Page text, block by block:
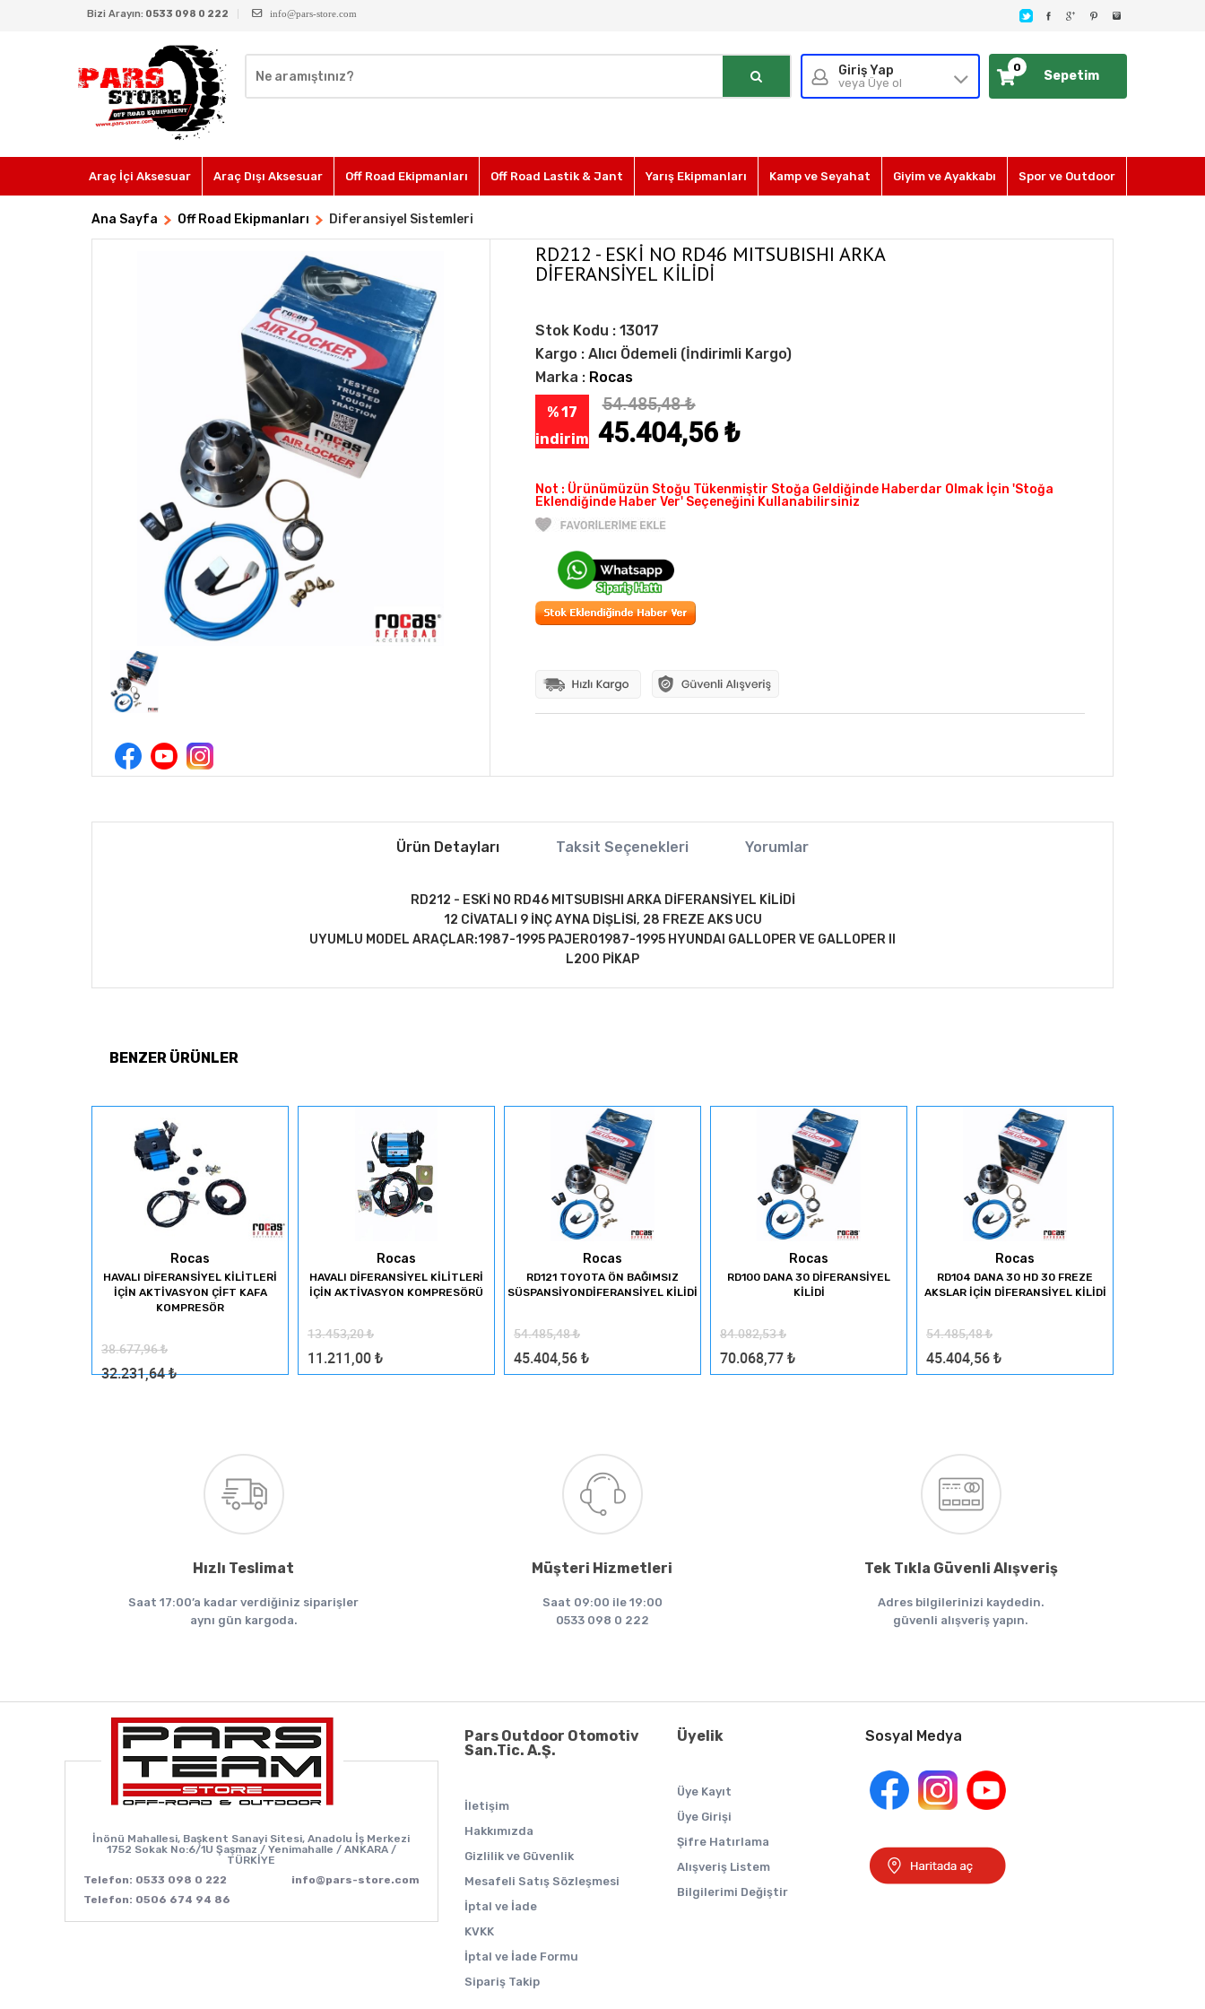
Bizi Arayın: 0533 098 0 222 info@pars-store.com
Giriş Yap
veya Üye ol Sepetim
0
Araç İçi Aksesuar Araç Dışı Aksesuar Off Road Ekipmanları Off Road Lastik & Jant Yarış Ekipmanları Kamp ve Seyahat Giyim ve Ayakkabı Spor ve Outdoor
Ana Sayfa Off Road Ekipmanları Diferansiyel Sistemleri
RD212 - ESKİ NO RD46 MITSUBISHI ARKA
DİFERANSİYEL KİLİDİ
Stok Kodu : 13017
Kargo : Alıcı Ödemeli (İndirimli Kargo)
Marka : Rocas
% 17
indirim
54.485,48₺
45.404,56₺
Not : Ürünümüzün Stoğu Tükenmiştir Stoğa Geldiğinde Haberdar Olmak İçin 'Stoğa
Eklendiğinde Haber Ver' Seçeneğini Kullanabilirsiniz
Ürün Detayları Taksit Seçenekleri Yorumlar
RD212 - ESKİ NO RD46 MITSUBISHI ARKA DİFERANSİYEL KİLİDİ
12 CİVATALI 9 İNÇ AYNA DİŞLİSİ, 28 FREZE AKS UCU
UYUMLU MODEL ARAÇLAR:1987-1995 PAJERO1987-1995 HYUNDAI GALLOPER VE GALLOPER II
L200 PİKAP
BENZER ÜRÜNLER
Rocas
HAVALI DİFERANSİYEL KİLİTLERİ
İÇİN AKTİVASYON ÇİFT KAFA
KOMPRESÖR
38.677,96₺
32.231,64₺
Rocas
HAVALI DİFERANSİYEL KİLİTLERİ
İÇİN AKTİVASYON KOMPRESÖRÜ
13.453,20₺
11.211,00 ₺
Rocas
RD121 TOYOTA ÖN BAĞIMSIZ
SÜSPANSİYONDİFERANSİYEL KİLİDİ
54.485,48₺
45.404,56 ₺
Rocas
RD100 DANA 30 DİFERANSİYEL
KİLİDİ
84.082,53₺
70.068,77 ₺
Rocas
RD104 DANA 30 HD 30 FREZE
AKSLAR İÇİN DİFERANSİYEL KİLİDİ
54.485,48₺
45.404,56 ₺
Hızlı Teslimat
Saat 17:00’a kadar verdiğiniz siparişler
aynı gün kargoda.
Müşteri Hizmetleri
Saat 09:00 ile 19:00
0533 098 0 222
Tek Tıkla Güvenli Alışveriş
Adres bilgilerinizi kaydedin.
güvenli alışveriş yapın.
İnönü Mahallesi, Başkent Sanayi Sitesi, Anadolu İş Merkezi
1752 Sokak No:6/1U Şaşmaz / Yenimahalle / ANKARA /
TÜRKİYE
Telefon: 0533 098 0 222
info@pars-store.com
Telefon: 0506 674 94 86
Pars Outdoor Otomotiv
San.Tic. A.Ş.
İletişim
Hakkımızda
Gizlilik ve Güvenlik
Mesafeli Satış Sözleşmesi
İptal ve İade
KVKK
İptal ve İade Formu
Sipariş Takip
Üyelik
Üye Kayıt
Üye Girişi
Şifre Hatırlama
Alışveriş Listem
Bilgilerimi Değiştir
Sosyal Medya